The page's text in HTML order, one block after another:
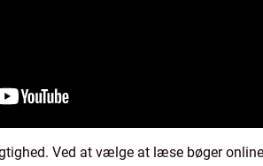
Ved at vælge at læse bøger